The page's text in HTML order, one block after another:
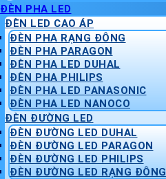
ĐÈN PHA LED
ĐÈN LED CAO ÁP
ĐÈN PHA RẠNG ĐÔNG
ĐÈN PHA PARAGON
ĐÈN PHA LED DUHAL
ĐÈN PHA PHILIPS
ĐÈN PHA LED PANASONIC
ĐÈN PHA LED NANOCO
ĐÈN ĐƯỜNG LED
ĐÈN ĐƯỜNG LED DUHAL
ĐÈN ĐƯỜNG LED PARAGON
ĐÈN ĐƯỜNG LED PHILIPS
ĐÈN ĐƯỜNG LED RẠNG ĐÔNG